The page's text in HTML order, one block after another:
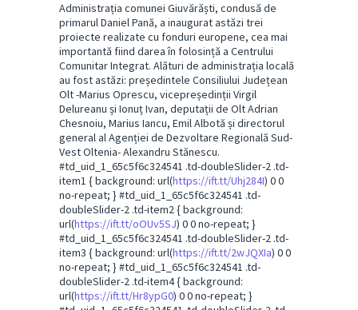
Administrația comunei Giuvărăști, condusă de
primarul Daniel Pană, a inaugurat astăzi trei
proiecte realizate cu fonduri europene, cea mai
importantă fiind darea în folosință a Centrului
Comunitar Integrat. Alături de administrația locală
au fost astăzi: președintele Consiliului Județean
Olt -Marius Oprescu, vicepreședinții Virgil
Delureanu și Ionuț Ivan, deputații de Olt Adrian
Chesnoiu, Marius Iancu, Emil Albotă și directorul
general al Agenției de Dezvoltare Regională Sud-
Vest Oltenia- Alexandru Stănescu.
#td_uid_1_65c5f6c324541 .td-doubleSlider-2 .td-
item1 { background: url(https://ift.tt/Uhj284I) 0 0
no-repeat; } #td_uid_1_65c5f6c324541 .td-
doubleSlider-2 .td-item2 { background:
url(https://ift.tt/oOUv5SJ) 0 0 no-repeat; }
#td_uid_1_65c5f6c324541 .td-doubleSlider-2 .td-
item3 { background: url(https://ift.tt/2wJQXIa) 0 0
no-repeat; } #td_uid_1_65c5f6c324541 .td-
doubleSlider-2 .td-item4 { background:
url(https://ift.tt/Hr8ypG0) 0 0 no-repeat; }